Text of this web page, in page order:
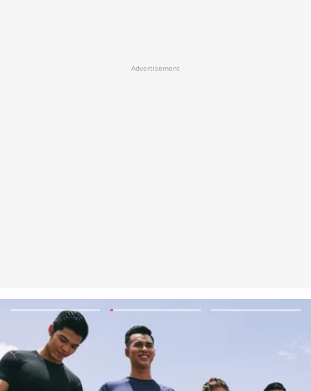
Advertisement